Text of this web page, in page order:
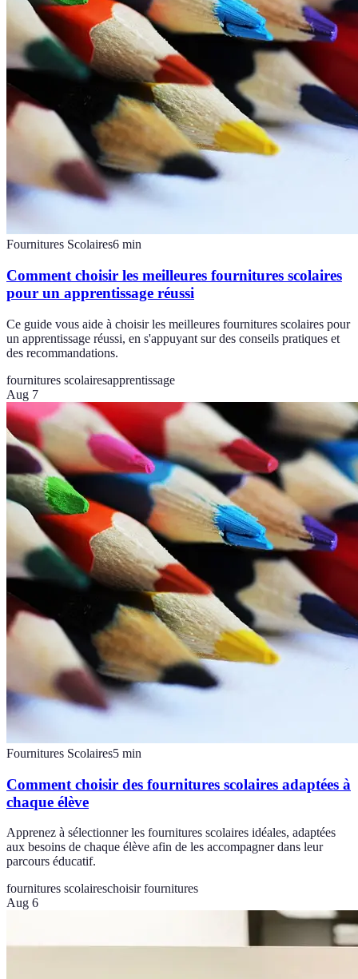
Fournitures Scolaires6 min
Comment choisir les meilleures fournitures scolaires
pour un apprentissage réussi
Ce guide vous aide à choisir les meilleures fournitures scolaires pour
un apprentissage réussi, en s'appuyant sur des conseils pratiques et
des recommandations.
fournitures scolairesapprentissage
Aug 7
Fournitures Scolaires5 min
Comment choisir des fournitures scolaires adaptées à
chaque élève
Apprenez à sélectionner les fournitures scolaires idéales, adaptées
aux besoins de chaque élève afin de les accompagner dans leur
parcours éducatif.
fournitures scolaireschoisir fournitures
Aug 6